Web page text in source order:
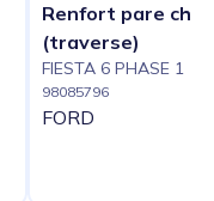
Renfort pare
(traverse)
FIESTA 6 PHASE 1
98085796
FORD